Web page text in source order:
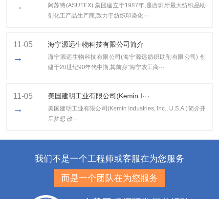
→
阿苏特(ASUTEX) 集团建立于1987年,是西班牙最大纺织品助
剂化工产品生产商,致力于纺织印染化···
11-05
→
海宁源远生物科技有限公司简介
海宁源远生物科技有限公司(海宁源远纺织助剂有限公司) 创
建于20世纪90年代中期,其前身"海宁农工商···
11-05
→
美国建明工业有限公司(Kemin I···
美国建明工业有限公司(Kemin Industries, Inc., U.S.A.)简介开
启梦想 改···
我们不是一个工程师或客服在为您服务
而是一个团队在为您服务